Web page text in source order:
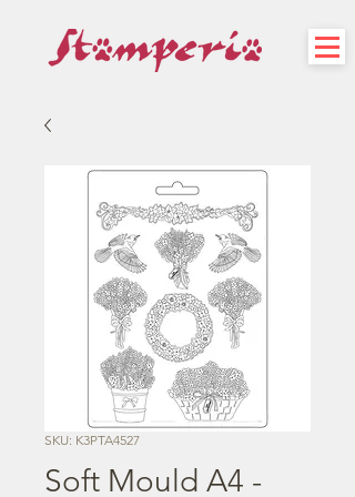
SKU: K3PTA4527
Soft Mould A4 -